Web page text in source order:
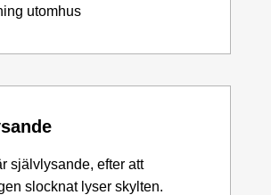
utomhus
självlysande, efter att
slocknat lyser skylten.